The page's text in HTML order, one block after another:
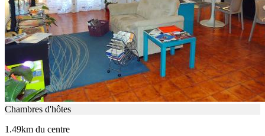
Chambres d'hôtes
1.49km du centre